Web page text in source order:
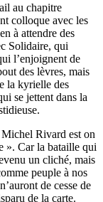
au chapitre
colloque avec les
à attendre des
Solidaire, qui
l’enjoignent de
des lèvres, mais
la kyrielle des
se jettent dans la
Michel Rivard est on
». Car la bataille qui
un cliché, mais
peuple à nos
de cesse de
de la carte.